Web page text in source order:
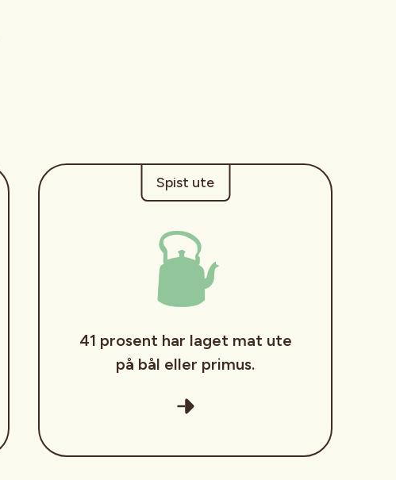
Spist ute
41 prosent har laget mat ute
på bål eller primus.